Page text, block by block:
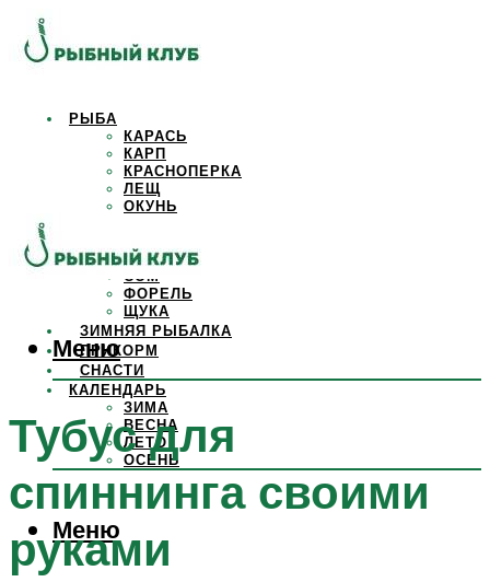
РЫБА
КАРАСЬ
КАРП
КРАСНОПЕРКА
ЛЕЩ
ОКУНЬ
САЗАН
СОМ
ФОРЕЛЬ
ЩУКА
ЗИМНЯЯ РЫБАЛКА
ПРИКОРМ
СНАСТИ
КАЛЕНДАРЬ
ЗИМА
ВЕСНА
ЛЕТО
ОСЕНЬ
Меню
Меню
Тубус для
спиннинга своими
руками